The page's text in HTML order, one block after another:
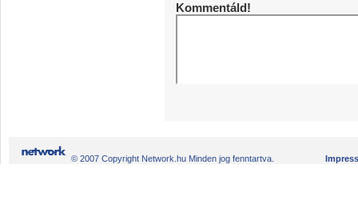
Kommentáld!
© 2007 Copyright Network.hu Minden jog fenntartva.